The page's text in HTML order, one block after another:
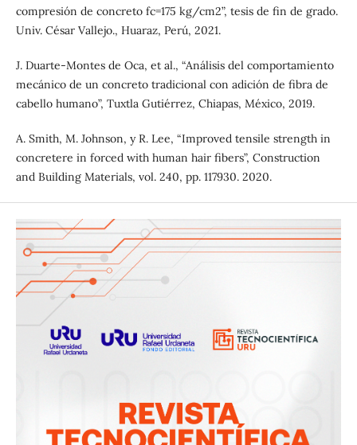
compresión de concreto fc=175 kg/cm2”, tesis de fin de grado.
Univ. César Vallejo., Huaraz, Perú, 2021.
J. Duarte-Montes de Oca, et al., “Análisis del comportamiento
mecánico de un concreto tradicional con adición de fibra de
cabello humano”, Tuxtla Gutiérrez, Chiapas, México, 2019.
A. Smith, M. Johnson, y R. Lee, “Improved tensile strength in
concretere in forced with human hair fibers”, Construction
and Building Materials, vol. 240, pp. 117930. 2020.